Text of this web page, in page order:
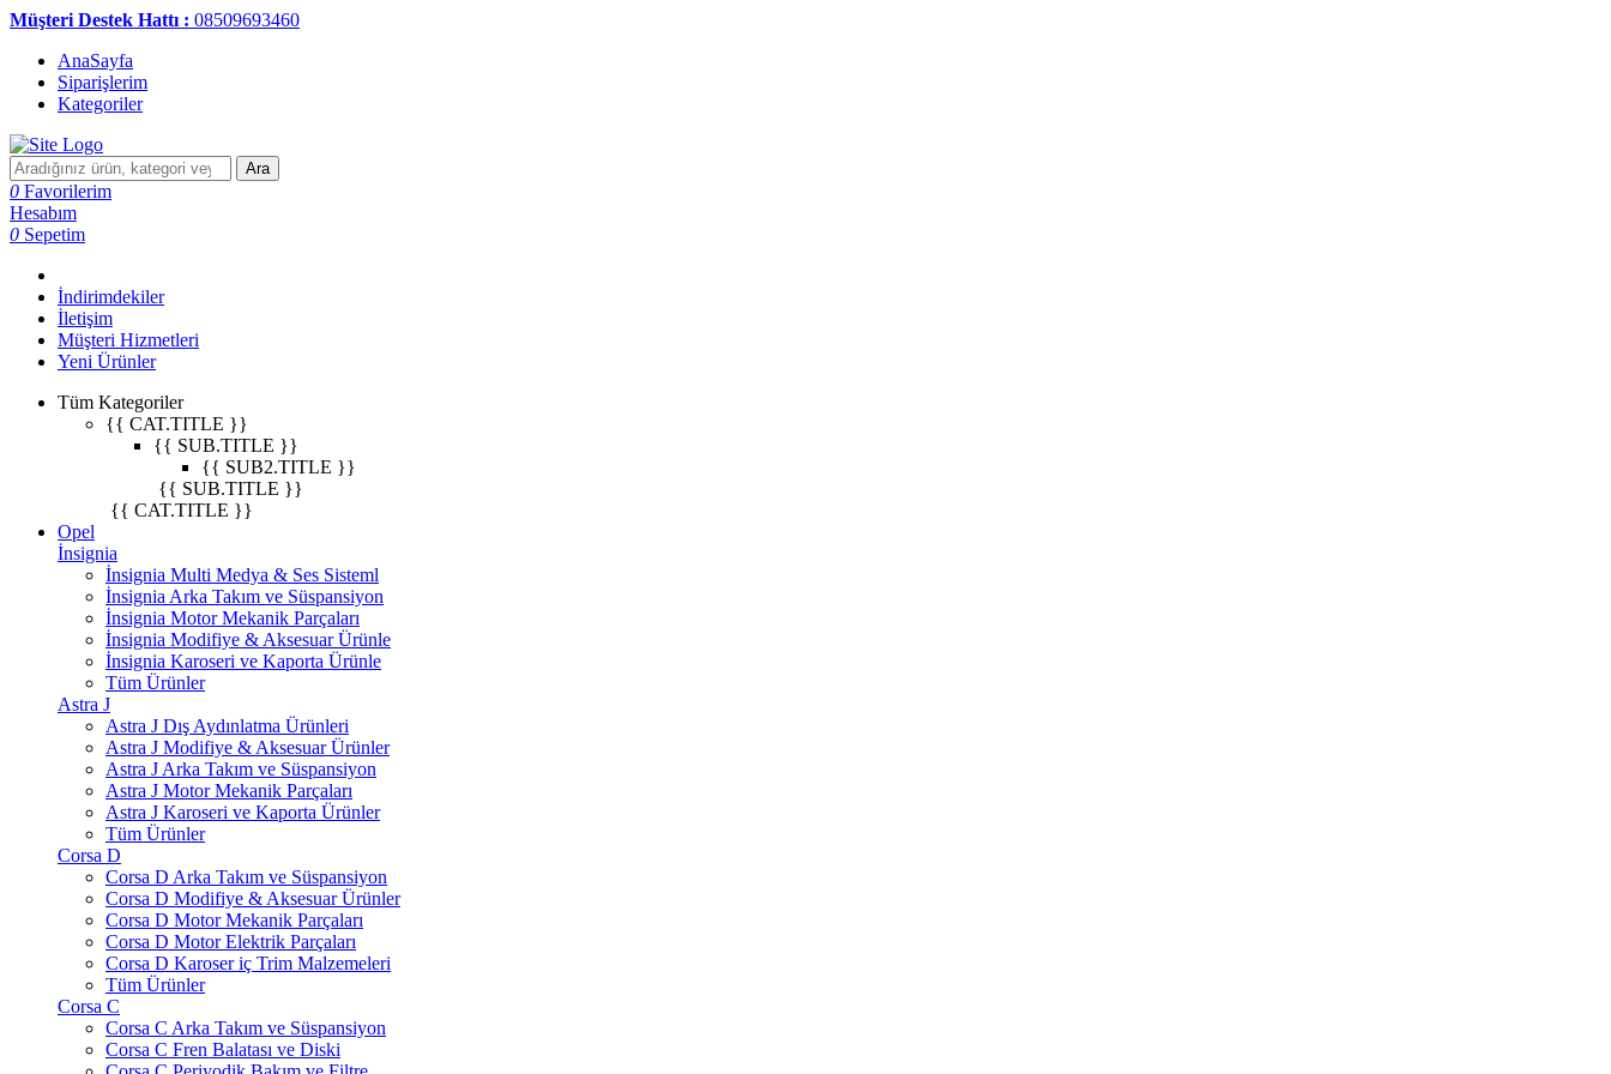
Müşteri Destek Hattı : 08509693460
AnaSayfa
Siparişlerim
Kategoriler
Ara
0 Favorilerim
Hesabım
0 Sepetim
İndirimdekiler
İletişim
Müşteri Hizmetleri
Yeni Ürünler
Tüm Kategoriler
{{ CAT.TITLE }}
{{ SUB.TITLE }}
{{ SUB2.TITLE }}
{{ SUB.TITLE }}
{{ CAT.TITLE }}
Opel
İnsignia
İnsignia Multi Medya & Ses Sisteml
İnsignia Arka Takım ve Süspansiyon
İnsignia Motor Mekanik Parçaları
İnsignia Modifiye & Aksesuar Ürünle
İnsignia Karoseri ve Kaporta Ürünle
Tüm Ürünler
Astra J
Astra J Dış Aydınlatma Ürünleri
Astra J Modifiye & Aksesuar Ürünler
Astra J Arka Takım ve Süspansiyon
Astra J Motor Mekanik Parçaları
Astra J Karoseri ve Kaporta Ürünler
Tüm Ürünler
Corsa D
Corsa D Arka Takım ve Süspansiyon
Corsa D Modifiye & Aksesuar Ürünler
Corsa D Motor Mekanik Parçaları
Corsa D Motor Elektrik Parçaları
Corsa D Karoser iç Trim Malzemeleri
Tüm Ürünler
Corsa C
Corsa C Arka Takım ve Süspansiyon
Corsa C Fren Balatası ve Diski